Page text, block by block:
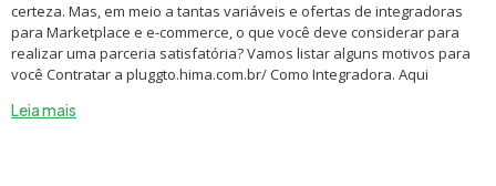
certeza. Mas, em meio a tantas variáveis e ofertas de integradoras
para Marketplace e e-commerce, o que você deve considerar para
realizar uma parceria satisfatória? Vamos listar alguns motivos para
você Contratar a pluggto.hima.com.br/ Como Integradora. Aqui
Leia mais